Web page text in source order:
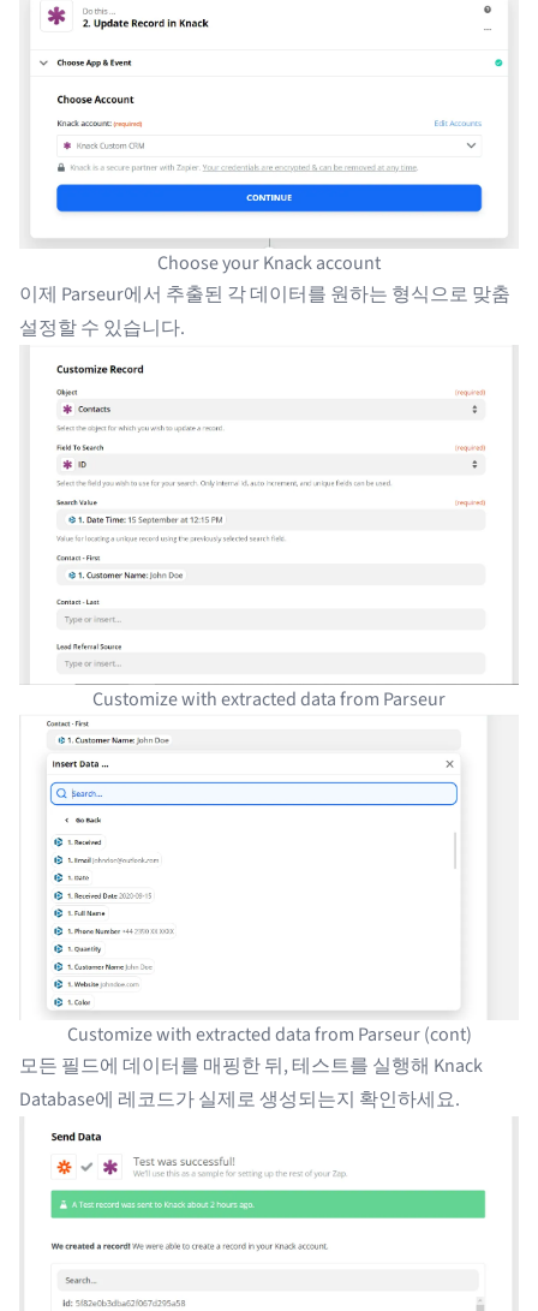
Choose your Knack account
이제 Parseur에서 추출된 각 데이터를 원하는 형식으로 맞춤
설정할 수 있습니다.
Customize with extracted data from Parseur
Customize with extracted data from Parseur (cont)
모든 필드에 데이터를 매핑한 뒤, 테스트를 실행해 Knack
Database에 레코드가 실제로 생성되는지 확인하세요.